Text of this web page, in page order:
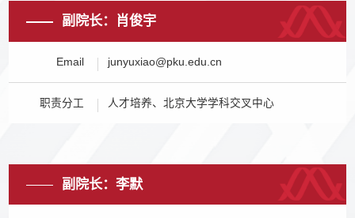
副院长：肖俊宇
Email junyuxiao@pku.edu.cn
职责分工 人才培养、北京大学学科交叉中心
副院长：李默